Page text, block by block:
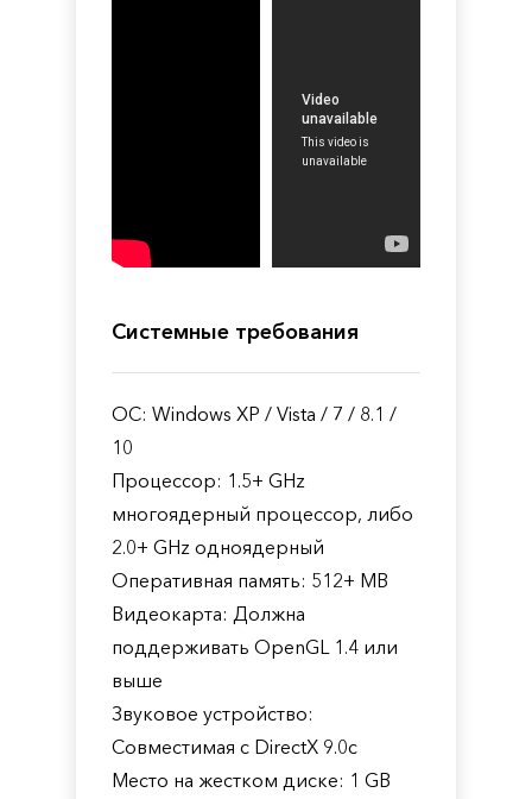
Системные требования
ОС: Windows XP / Vista / 7 / 8.1 /
10
Процессор: 1.5+ GHz
многоядерный процессор, либо
2.0+ GHz одноядерный
Оперативная память: 512+ MB
Видеокарта: Должна
поддерживать OpenGL 1.4 или
выше
Звуковое устройство:
Совместимая с DirectX 9.0c
Место на жестком диске: 1 GB